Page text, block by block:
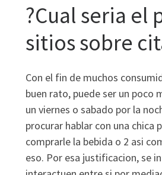
?Cual seri­a el
sitios sobre
Con el fin de muchos
buen rato, puede ser un
un viernes o sabado por la
procurar hablar con una
comprarle la bebida o 2 asi­
eso. Por esa justificacion, se